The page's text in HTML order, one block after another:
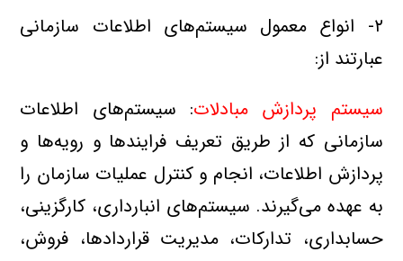
۲- انواع معمول سيستم‌هاي اطلاعات سازماني
عبارتند از:
سيستم‌ پردازش مبادلات: سيستم‌هاي اطلاعات
سازماني كه از طريق تعريف فرايندها و رويه‌ها و
پردازش اطلاعات، انجام و كنترل عمليات سازمان را
به عهده مي‌گيرند. سيستم‌هاي انبارداري، كارگزيني،
حسابداري، تداركات، مديريت قراردادها، فروش،